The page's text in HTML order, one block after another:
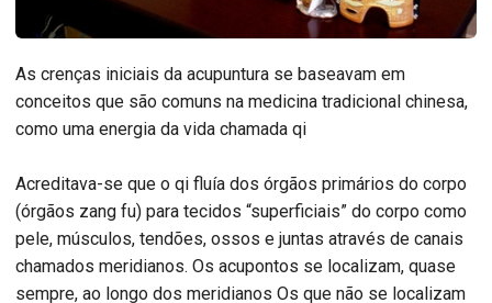
As crenças iniciais da acupuntura se baseavam em
conceitos que são comuns na medicina tradicional chinesa,
como uma energia da vida chamada qi
Acreditava-se que o qi fluía dos órgãos primários do corpo
(órgãos zang fu) para tecidos “superficiais” do corpo como
pele, músculos, tendões, ossos e juntas através de canais
chamados meridianos. Os acupontos se localizam, quase
sempre, ao longo dos meridianos Os que não se localizam